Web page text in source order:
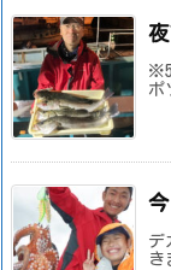
夜
ポ
デ